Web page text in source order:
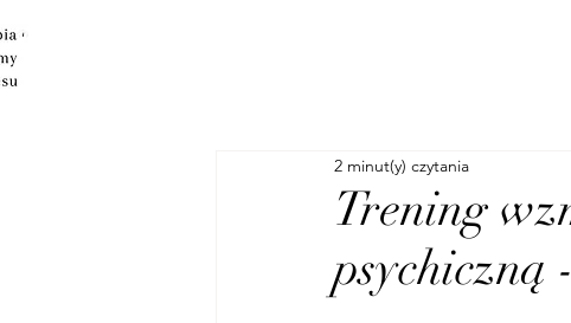
Trening
psychiczną
2 minut(y) czytania